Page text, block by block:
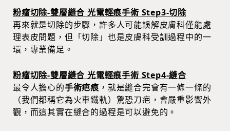
粉瘤切除-雙層縫合 光電輕痕手術 Step3-切除
再來就是切除的步驟，許多人可能誤解皮膚科僅能處
理表皮問題，但「切除」也是皮膚科受訓過程中的一
環，專業備足。
粉瘤切除-雙層縫合 光電輕痕手術 Step4-縫合
最令人擔心的手術疤痕 ，就是縫合完會有一條一條的
（我們都稱它為火車鐵軌）驚恐刀疤，會嚴重影響外
觀，而這其實在縫合的過程是可以避免的。